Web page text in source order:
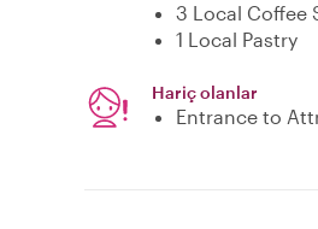
3 Local Coffee
1 Local Pastry
Hariç olanlar
Entrance to